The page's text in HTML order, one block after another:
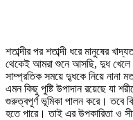
শতাব্দীর পর শতাব্দী ধরে মানুষের
থেকেই আমরা শুনে আসছি, দুধ খেলে
সাম্প্রতিক সময়ে দু্ধকে নিয়ে নানা
এমন কিছু পুষ্টি উপাদান রয়েছে যা
গুরুত্বপূর্ণ ভূমিকা পালন করে। তবে
হতে পারে। তাই এর উপকারিতা ও